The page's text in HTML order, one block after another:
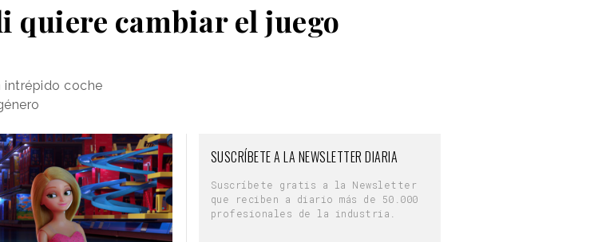
quiere cambiar el juego
intrépido coche
SUSCRÍBETE A LA NEWSLETTER DIARIA
Suscríbete gratis a la Newsletter
que reciben a diario más de 50.000
profesionales de la industria.